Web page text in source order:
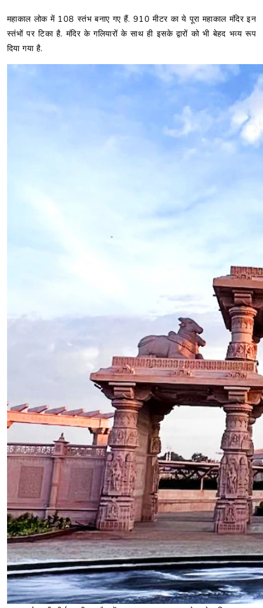
महाकाल लोक में 108 स्तंभ बनाए गए हैं. 910 मीटर का ये पूरा महाकाल मंदिर इन
स्तंभों पर टिका है. मंदिर के गलियारों के साथ ही इसके द्वारों को भी बेहद भव्य रूप
दिया गया है.